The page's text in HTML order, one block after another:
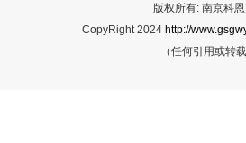
版权所有: 南京科
CopyRight 2024 http://
（任何引用或转